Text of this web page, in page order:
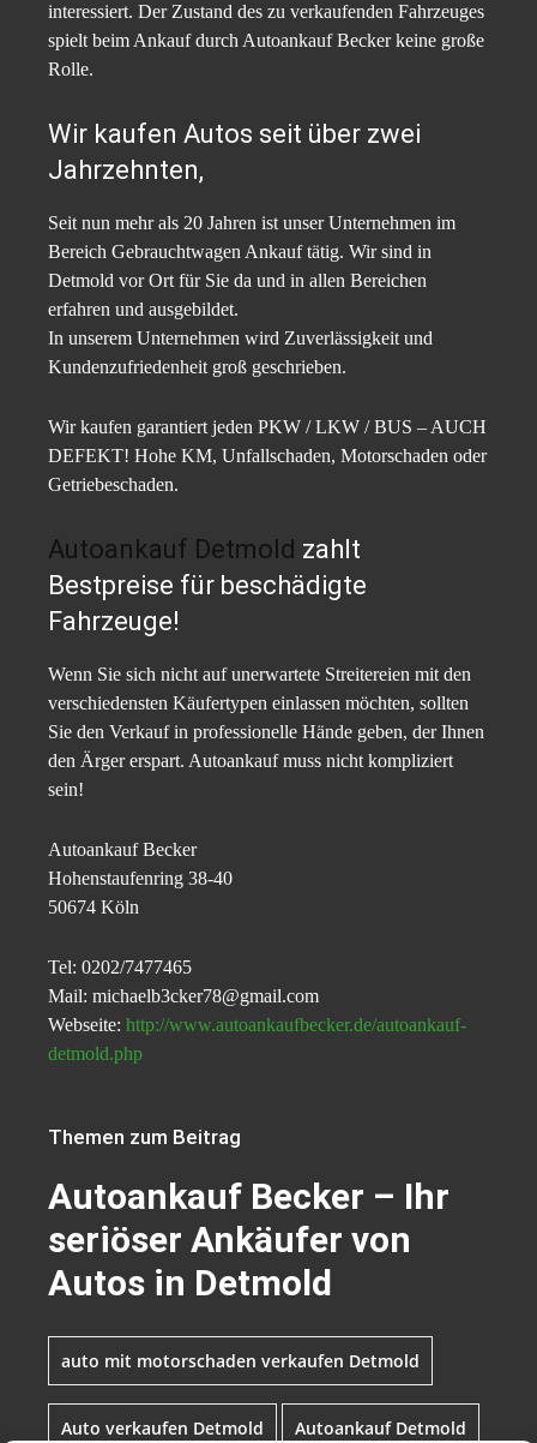
interessiert. Der Zustand des zu verkaufenden Fahrzeuges
spielt beim Ankauf durch Autoankauf Becker keine große
Rolle.
Wir kaufen Autos seit über zwei
Jahrzehnten,
Seit nun mehr als 20 Jahren ist unser Unternehmen im
Bereich Gebrauchtwagen Ankauf tätig. Wir sind in
Detmold vor Ort für Sie da und in allen Bereichen
erfahren und ausgebildet.
In unserem Unternehmen wird Zuverlässigkeit und
Kundenzufriedenheit groß geschrieben.
Wir kaufen garantiert jeden PKW / LKW / BUS – AUCH
DEFEKT! Hohe KM, Unfallschaden, Motorschaden oder
Getriebeschaden.
Autoankauf Detmold zahlt
Bestpreise für beschädigte
Fahrzeuge!
Wenn Sie sich nicht auf unerwartete Streitereien mit den
verschiedensten Käufertypen einlassen möchten, sollten
Sie den Verkauf in professionelle Hände geben, der Ihnen
den Ärger erspart. Autoankauf muss nicht kompliziert
sein!
Autoankauf Becker
Hohenstaufenring 38-40
50674 Köln
Tel: 0202/7477465
Mail: michaelb3cker78@gmail.com
Webseite: http://www.autoankaufbecker.de/autoankauf-
detmold.php
Themen zum Beitrag
Autoankauf Becker – Ihr
seriöser Ankäufer von
Autos in Detmold
auto mit motorschaden verkaufen Detmold
Auto verkaufen Detmold Autoankauf Detmold